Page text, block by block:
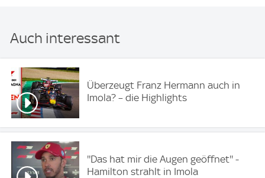
Auch interessant
Überzeugt Franz Hermann auch in
Imola? – die Highlights
''Das hat mir die Augen geöffnet'' -
Hamilton strahlt in Imola